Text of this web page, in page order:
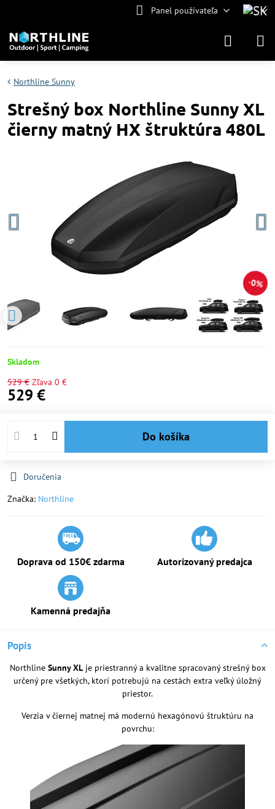
Panel používateľa
0%
Northline Sunny
Strešný box Northline Sunny XL
čierny matný HX štruktúra 480L
Skladom
529 € Zľava 0 €
529 €
Do košíka
Doručenia
Značka: Northline
Doprava od 150€ zdarma Autorizovaný predajca
Kamenná predajňa
Popis
Northline Sunny XLje priestranný a kvalitne spracovaný strešný box
určený pre všetkých, ktorí potrebujú na cestách extra veľký úložný
priestor.
Verzia v čiernej matnej má modernú hexagónovú štruktúru na
povrchu: